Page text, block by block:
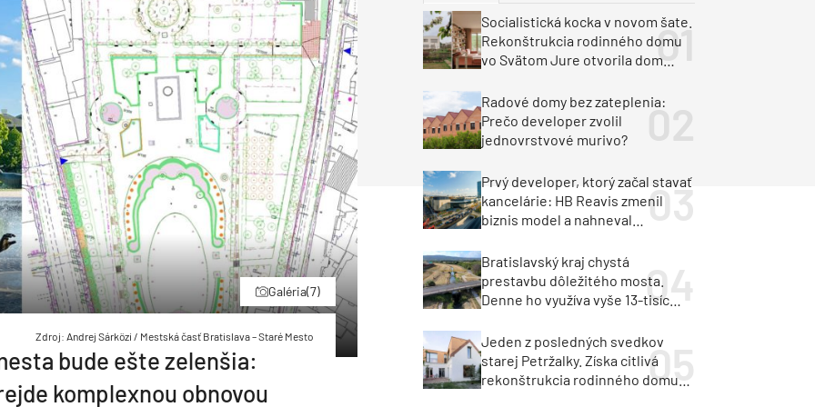
Interiérový dizajn Urbanizmus
Inžinierske siete
Solárne kolektory
Klimatizácia a vetranie
Stavebná technika
Bonusy Klubu ASB Manažérsky kurz Milan Murcka
Galéria(7)
Zdroj: Andrej Sárközi / Mestská časť Bratislava – Staré Mesto
bude ešte zelenšia:
komplexnou obnovou
Socialistická kocka v novom šate.
Rekonštrukcia rodinného domu
vo Svätom Jure otvorila dom
Radové domy bez zateplenia:
Prečo developer zvolil
jednovrstvové murivo?
Prvý developer, ktorý začal stavať
kancelárie: HB Reavis zmenil
biznis model a nahneval
Bratislavský kraj chystá
prestavbu dôležitého mosta.
Denne ho využíva vyše 13-tisíc
Jeden z posledných svedkov
starej Petržalky. Získa citlivá
rekonštrukcia rodinného domu